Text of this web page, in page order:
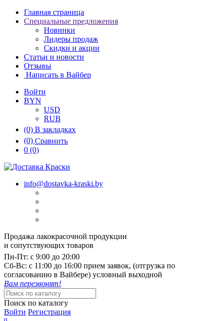
Главная страница
Специальные предложения
Новинки
Лидеры продаж
Скидки и акции
Статьи и новости
Отзывы
Написать в Вайбер
Войти
BYN
USD
RUB
(0) В закладках
(0) Сравнить
0 (0)
info@dostavka-kraski.by
Продажа лакокрасочной продукции
и сопутствующих товаров
Пн-Пт: с 9:00 до 20:00
Cб-Вс: с 11:00 до 16:00 прием заявок, (отгрузка по
согласованию в Вайбере) условный выходной
Вам перезвонят!
Поиск по каталогу
Войти Регистрация